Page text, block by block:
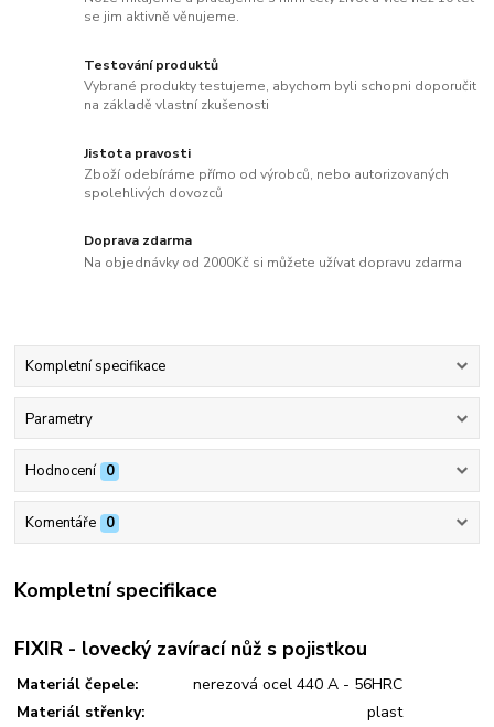
se jim aktivně věnujeme.
Testování produktů
Vybrané produkty testujeme, abychom byli schopni doporučit
na základě vlastní zkušenosti
Jistota pravosti
Zboží odebíráme přímo od výrobců, nebo autorizovaných
spolehlivých dovozců
Doprava zdarma
Na objednávky od 2000Kč si můžete užívat dopravu zdarma
Kompletní specifikace
Parametry
Hodnocení 0
Komentáře 0
Kompletní specifikace
FIXIR - lovecký zavírací nůž s pojistkou
Materiál čepele:
nerezová ocel 440 A - 56HRC
Materiál střenky:
plast